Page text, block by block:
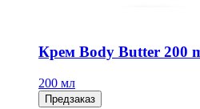
Крем Body Butter 200
200 мл
Предзаказ